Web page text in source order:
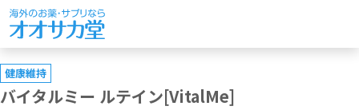
健康維持
バイタルミー ルテイン[VitalMe]